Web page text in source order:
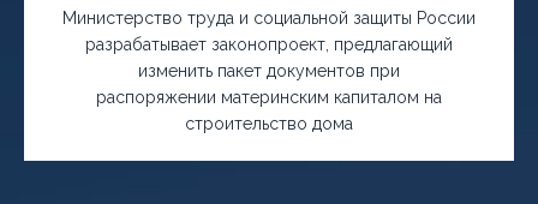
Министерство труда и социальной защиты России
разрабатывает законопроект, предлагающий
изменить пакет документов при
распоряжении материнским капиталом на
строительство дома